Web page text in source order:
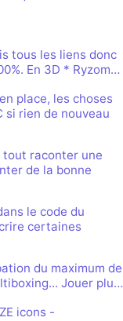
tous les liens donc
En 3D * Ryzom…
place, les choses
si rien de nouveau
tout raconter une
de la bonne
le code du
certaines
du maximum de
Jouer plu…
icons -